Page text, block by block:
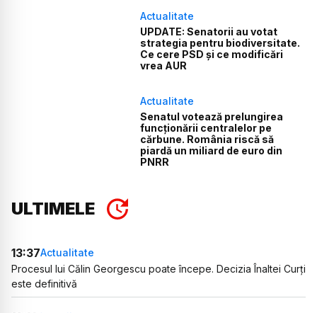
Actualitate
UPDATE: Senatorii au votat
strategia pentru biodiversitate.
Ce cere PSD și ce modificări
vrea AUR
Actualitate
Senatul votează prelungirea
funcționării centralelor pe
cărbune. România riscă să
piardă un miliard de euro din
PNRR
ULTIMELE
13:37Actualitate
Procesul lui Călin Georgescu poate începe. Decizia Înaltei Curți
este definitivă